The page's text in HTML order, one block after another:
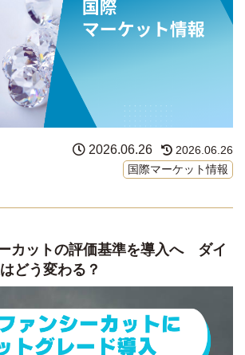
2026.06.26
2026.06.26
国際マーケット情報
カットの評価基準を導入へ ダイ
どう変わる？